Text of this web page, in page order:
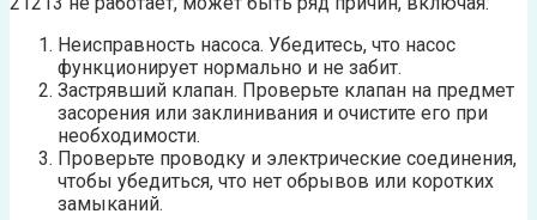
Неисправность насоса. Убедитесь, что насос
функционирует нормально и не забит.
Застрявший клапан. Проверьте клапан на предмет
засорения или заклинивания и очистите его при
необходимости.
Проверьте проводку и электрические соединения,
чтобы убедиться, что нет обрывов или коротких
замыканий.